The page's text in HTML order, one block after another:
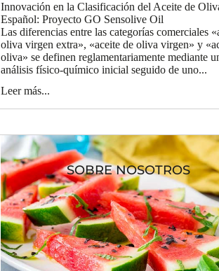
SOBRE NOSOTROS
Innovación en la Clasificación del Aceite de
Español: Proyecto GO Sensolive Oil
Las diferencias entre las categorías comerciales
oliva virgen extra», «aceite de oliva virgen» y
oliva» se definen reglamentariamente mediante
análisis físico-químico inicial seguido de uno...
Leer más...